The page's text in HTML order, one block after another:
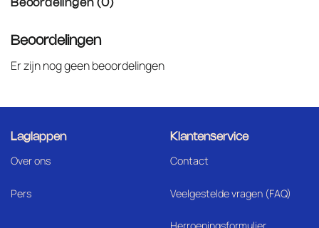
Beoordelingen (0)
Beoordelingen
Er zijn nog geen beoordelingen
Laglappen
Over ons
Pers
Klantenservice
Contact
Veelgestelde vragen (FAQ)